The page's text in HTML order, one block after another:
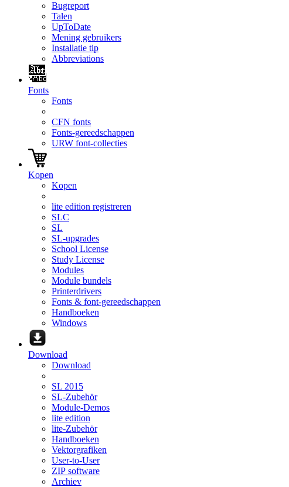
Bugreport
Talen
UpToDate
Mening gebruikers
Installatie tip
Abbreviations
Fonts
Fonts
CFN fonts
Fonts-gereedschappen
URW font-collecties
Kopen
Kopen
lite edition registreren
SLC
SL
SL-upgrades
School License
Study License
Modules
Module bundels
Printerdrivers
Fonts & font-gereedschappen
Handboeken
Windows
Download
Download
SL 2015
SL-Zubehör
Module-Demos
lite edition
lite-Zubehör
Handboeken
Vektorgrafiken
User-to-User
ZIP software
Archiev